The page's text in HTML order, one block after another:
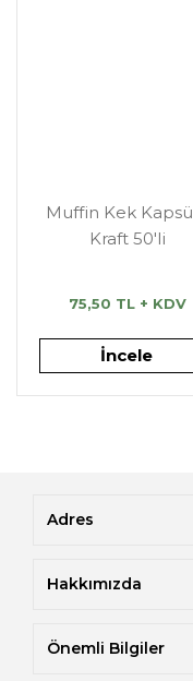
Muffin Kek
Kraft 50'li
75,50 TL + KDV
İncele
Adres
Hakkımızda
Önemli Bilgiler